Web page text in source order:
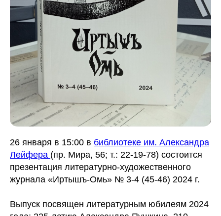
26 января в 15:00 в библиотеке им. Александра
Лейфера (пр. Мира, 56; т.: 22-19-78) состоится
презентация литературно-художественного
журнала «Иртышъ-Омь» № 3-4 (45-46) 2024 г.
Выпуск посвящен литературным юбилеям 2024